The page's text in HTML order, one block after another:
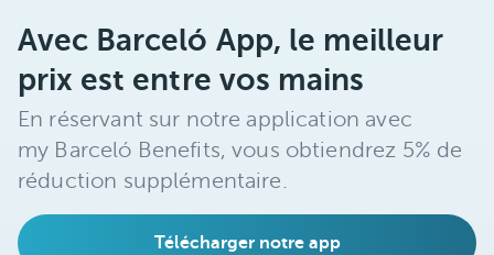
Avec Barceló App, le meilleur
prix est entre vos mains
En réservant sur notre application avec
my Barceló Benefits, vous obtiendrez 5% de
réduction supplémentaire.
Télécharger notre app